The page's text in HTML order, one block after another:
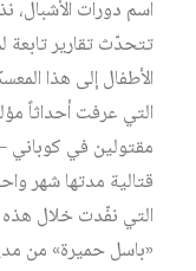
اسم دورات الأشبال،
تتحدّث تقارير
الأطفال إلى هذا
مقتولين في كوباني
قتالية مدتها شهر
التي نفّدت خلال هذه
«باسل حميرة» من مدينة